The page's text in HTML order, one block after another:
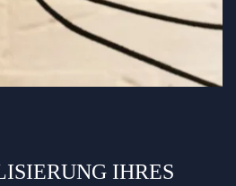
IHRES